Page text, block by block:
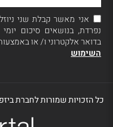
אני מאשר קבלת שני
נפרדת, בנושאים סיכום
בדואר אלקטרוני ו/ או
השימוש
כל הזכויות שמורות לחברת